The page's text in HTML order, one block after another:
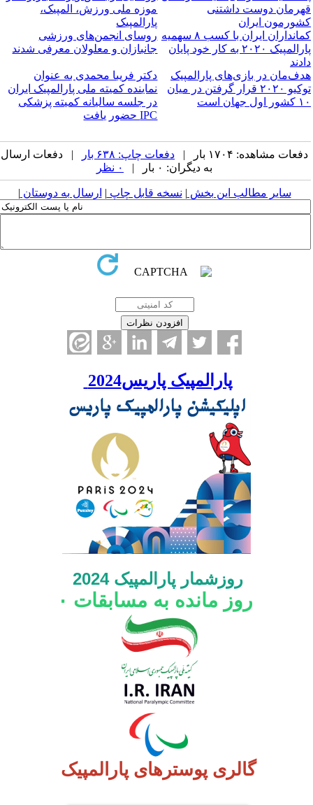
قهرمان دوست داشتنی
کشورمون ایران
موزه ملی ورزش، المپیک،
پارالمپیک
کمانداران ایران با کسب ۸ سهمیه
پارالمپیک ۲۰۲۰ به کار خود پایان
دادند
روسای انجمن‌های ورزشی
جانبازان و معلولان معرفی شدند
هدف‌مان در بازی‌های پارالمپیک
توکیو ۲۰۲۰ قرار گرفتن در میان
۱۰ کشور اول جهان است
دکتر فریبا محمدی به عنوان
نماینده کمیته ملی پارالمپیک ایران
در جلسه سالیانه کمیته پزشکی
IPC حضور یافت
دفعات مشاهده: ۱۷۰۴ بار | دفعات چاپ: ۶۳۸ بار
| دفعات ارسال
به دیگران: ۰ بار |
۰ نظر
سایر مطالب این بخش | نسخه قابل چاپ | ارسال به دوستان |
پارالمپیک پاریس2024
روزشمار پارالمپیک 2024
۰
گالری پوسترهای پارالمپیک